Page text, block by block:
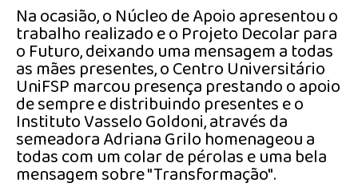
Na ocasião, o Núcleo de Apoio apresentou o
trabalho realizado e o Projeto Decolar para
o Futuro, deixando uma mensagem a todas
as mães presentes, o Centro Universitário
UniFSP marcou presença prestando o apoio
de sempre e distribuindo presentes e o
Instituto Vasselo Goldoni, através da
semeadora Adriana Grilo homenageou a
todas com um colar de pérolas e uma bela
mensagem sobre "Transformação".